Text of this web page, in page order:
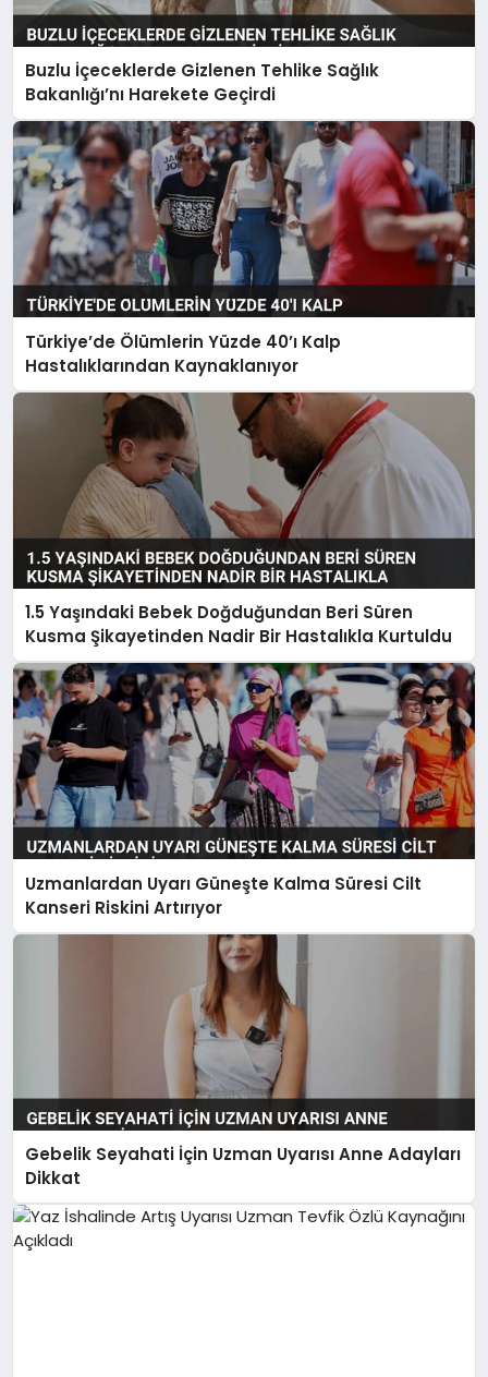
Buzlu İçeceklerde Gizlenen Tehlike Sağlık
Bakanlığı’nı Harekete Geçirdi
Türkiye’de Ölümlerin Yüzde 40’ı Kalp
Hastalıklarından Kaynaklanıyor
1.5 Yaşındaki Bebek Doğduğundan Beri Süren
Kusma Şikayetinden Nadir Bir Hastalıkla Kurtuldu
Uzmanlardan Uyarı Güneşte Kalma Süresi Cilt
Kanseri Riskini Artırıyor
Gebelik Seyahati İçin Uzman Uyarısı Anne Adayları
Dikkat